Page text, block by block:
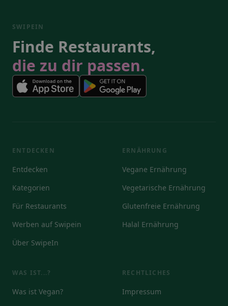
SWIPEIN
Finde Restaurants,
die zu dir passen.
ENTDECKEN
Entdecken
Kategorien
Für Restaurants
Werben auf Swipein
Über SwipeIn
ERNÄHRUNG
Vegane Ernährung
Vegetarische Ernährung
Glutenfreie Ernährung
Halal Ernährung
WAS IST...?
Was ist Vegan?
RECHTLICHES
Impressum